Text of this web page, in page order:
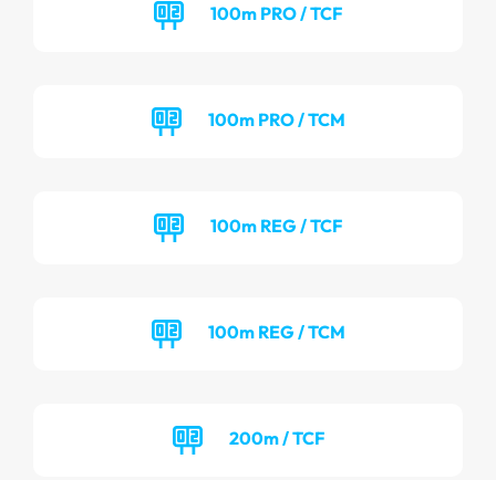
100m PRO / TCF
100m PRO / TCM
100m REG / TCF
100m REG / TCM
200m / TCF